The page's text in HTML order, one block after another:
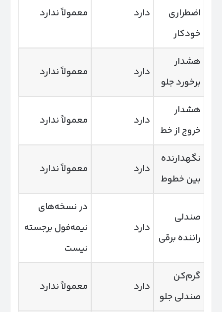
اضطراری
خودکار
دارد معمولاً ندارد
هشدار
برخورد جلو
دارد معمولاً ندارد
هشدار
خروج از خط
دارد معمولاً ندارد
نگهدارنده
بین خطوط
دارد معمولاً ندارد
صندلی
راننده برقی
دارد
در نسخه‌های
نیمه‌فول برجسته
نیست
گرم‌کن
صندلی جلو
دارد معمولاً ندارد